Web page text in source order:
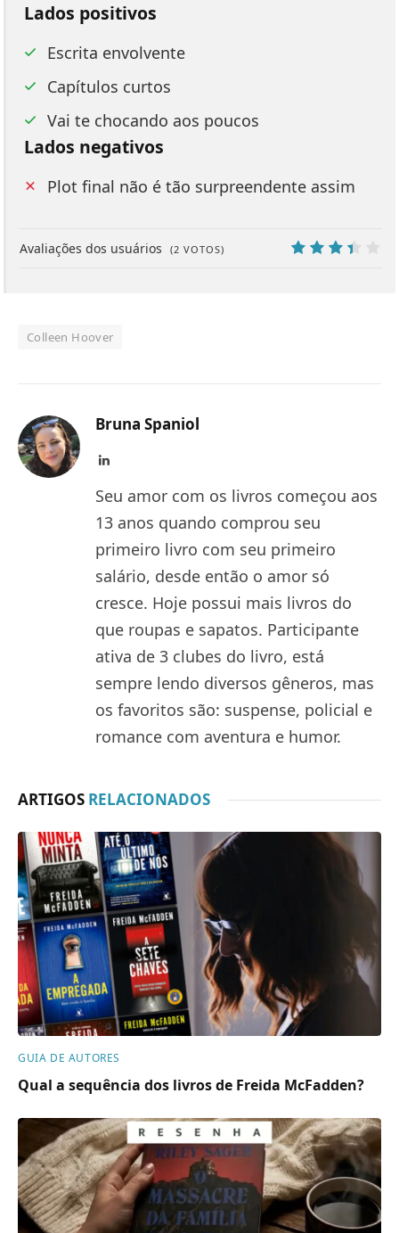
Lados positivos
Escrita envolvente
Capítulos curtos
Vai te chocando aos poucos
Lados negativos
Plot final não é tão surpreendente assim
Avaliações dos usuários (2 VOTOS)
Colleen Hoover
Bruna Spaniol
LinkedIn
Seu amor com os livros começou aos
13 anos quando comprou seu
primeiro livro com seu primeiro
salário, desde então o amor só
cresce. Hoje possui mais livros do
que roupas e sapatos. Participante
ativa de 3 clubes do livro, está
sempre lendo diversos gêneros, mas
os favoritos são: suspense, policial e
romance com aventura e humor.
ARTIGOS RELACIONADOS
GUIA DE AUTORES
Qual a sequência dos livros de Freida McFadden?